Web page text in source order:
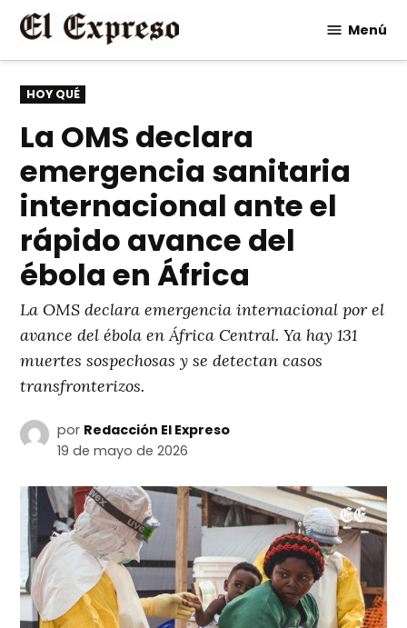
Saltar
contenido
Menú
PUBLICADO
EN
HOY QUÉ
La OMS declara
emergencia sanitaria
internacional ante el
rápido avance del
ébola en África
La OMS declara emergencia internacional por el
avance del ébola en África Central. Ya hay 131
muertes sospechosas y se detectan casos
transfronterizos.
por Redacción El Expreso
19 de mayo de 2026